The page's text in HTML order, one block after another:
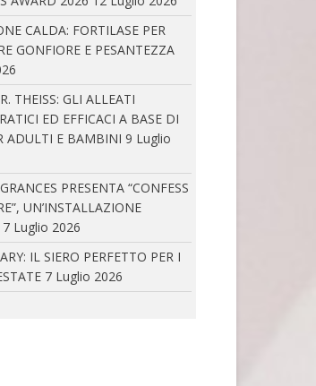
PRESENTA “CONFESS YOUR
IMMERSIVA
PRESENTA “CONFESS
L’INSTALLAZIONE
CALDA: FORTILASE PER
GONFIORE E PESANTEZZA
THEISS: GLI ALLEATI
ED EFFICACI A BASE DI
ADULTI E BAMBINI 9 Luglio
PRESENTA “CONFESS
UN’INSTALLAZIONE
7 Luglio 2026
IL SIERO PERFETTO PER I
7 Luglio 2026